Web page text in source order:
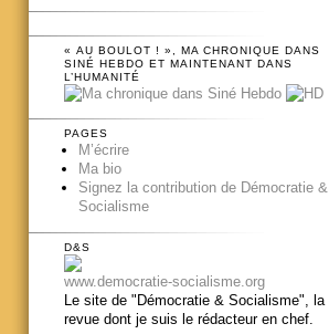
« AU BOULOT ! », MA CHRONIQUE DANS
SINÉ HEBDO ET MAINTENANT DANS
L’HUMANITÉ
PAGES
M’écrire
Ma bio
Signez la contribution de Démocratie &
Socialisme
D&S
www.democratie-socialisme.org
Le site de "Démocratie & Socialisme", la
revue dont je suis le rédacteur en chef.